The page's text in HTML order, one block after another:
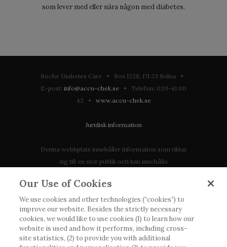
som lever med eller nära någon med diabetes.
Roche Diabetes Care • Box 1228, 171 23 Solna •
E-post: info@accu-chek.se • Telefon: 020-41 00
42 • www.accu-chek.se
Juridisk information
Denna webbplats innehåller information som riktar
sig till en stor publik och kan innehålla
tillgänglig eller giltig i ditt land. Vänligen observera
att vi inte tar något ansvar för information som
eventuellt inte uppfyller någon gällande rättslig
process, förordning, registrering eller användning i
landet där du bor.
Our Use of Cookies
We use cookies and other technologies (“cookies”) to
improve our website. Besides the strictly necessary
cookies, we would like to use cookies (1) to learn how our
website is used and how it performs, including cross-
site statistics, (2) to provide you with additional